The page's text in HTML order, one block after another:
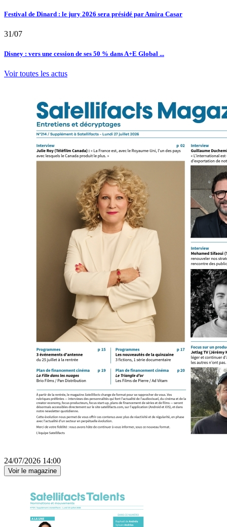
Festival de Dinard : le jury 2026 sera présidé par Amira Casar
31/07
Disney : vers une cession de ses 50 % dans A+E Global ...
Voir toutes les actus
24/07/2026 14:00
Voir le magazine